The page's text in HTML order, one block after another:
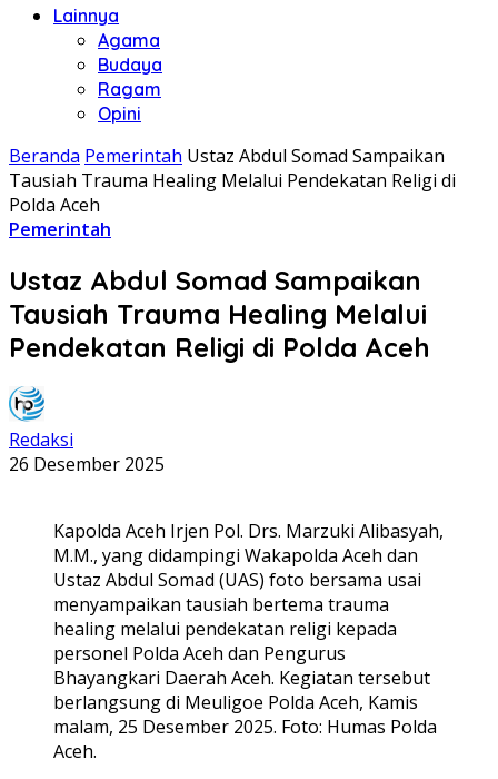
Lainnya
Agama
Budaya
Ragam
Opini
Beranda Pemerintah Ustaz Abdul Somad Sampaikan
Tausiah Trauma Healing Melalui Pendekatan Religi di
Polda Aceh
Pemerintah
Ustaz Abdul Somad Sampaikan
Tausiah Trauma Healing Melalui
Pendekatan Religi di Polda Aceh
Redaksi
26 Desember 2025
Kapolda Aceh Irjen Pol. Drs. Marzuki Alibasyah,
M.M., yang didampingi Wakapolda Aceh dan
Ustaz Abdul Somad (UAS) foto bersama usai
menyampaikan tausiah bertema trauma
healing melalui pendekatan religi kepada
personel Polda Aceh dan Pengurus
Bhayangkari Daerah Aceh. Kegiatan tersebut
berlangsung di Meuligoe Polda Aceh, Kamis
malam, 25 Desember 2025. Foto: Humas Polda
Aceh.